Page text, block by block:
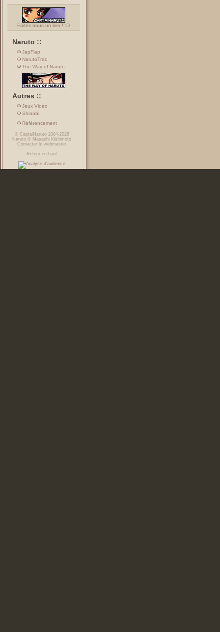
Faites nous un lien ! :D
Naruto ::
JapFlap
NarutoTrad
The Way of Naruto
Autres ::
Jeux Vidéo
Shinobi
Référencement
© CaptaiNaruto2004-2026
Naruto © Masashi Kishimoto
Contacter le webmaster
- Retour en haut -